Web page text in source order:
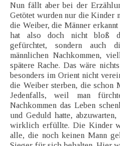
Nun fällt aber bei der
Getötet wurden nur die Kinder
die Weiber, die Männer
hat also doch nicht bloß
gefürchtet, sondern auch
männlichen Nachkommen,
spätere Rache. Das wäre
besonders im Orient nicht
die Weiber sterben, die schon
Jedenfalls, weil man
Nachkommen das Leben
und Geduld hatte,
wirklich erfüllte. Die Kinder
alle, die noch keinen Mann